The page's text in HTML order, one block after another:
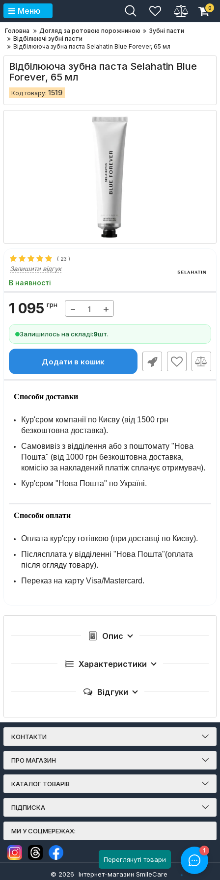
Меню 0
Головна Догляд за ротовою порожниною
Зубні пасти
Відбілюючі зубні пасти
Відбілююча зубна паста Selahatin Blue Forever, 65 мл
Відбілююча зубна паста Selahatin Blue
Forever, 65 мл
Код товару: 1519
( 23 )
Залишити відгук
В наявності
1 095 грн − +
Залишилось на складі:9шт.
Додати в кошик
Способи доставки
Кур'єром компанії по Києву (від 1500 грн
безкоштовна доставка).
Самовивіз з відділення або з поштомату "Нова
Пошта" (від 1000 грн безкоштовна доставка,
комісію за накладений платіж сплачує отримувач).
Кур'єром "Нова Пошта" по Україні.
Способи оплати
Оплата кур'єру готівкою (при доставці по Києву).
Післясплата у відділенні "Нова Пошта"(оплата
після огляду товару).
Переказ на карту Visa/Mastercard.
Опис
Характеристики
Відгуки
Переглянуті товари
КОНТАКТИ
ПРО МАГАЗИН
КАТАЛОГ ТОВАРІВ
ПІДПИСКА
МИ У СОЦМЕРЕЖАХ:
© 2026 Інтернет-магазин SmileCare